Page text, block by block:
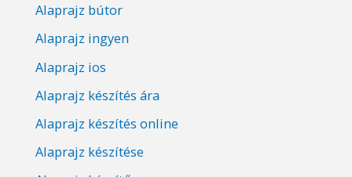
Alaprajz bútor
Alaprajz ingyen
Alaprajz ios
Alaprajz készítés ára
Alaprajz készítés online
Alaprajz készítése